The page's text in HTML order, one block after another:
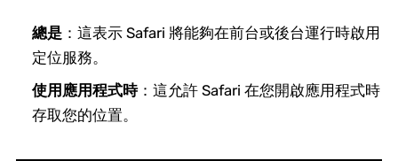
總是：這表示 Safari 將能夠在前台或後台運行時啟用
定位服務。
使用應用程式時：這允許 Safari 在您開啟應用程式時
存取您的位置。